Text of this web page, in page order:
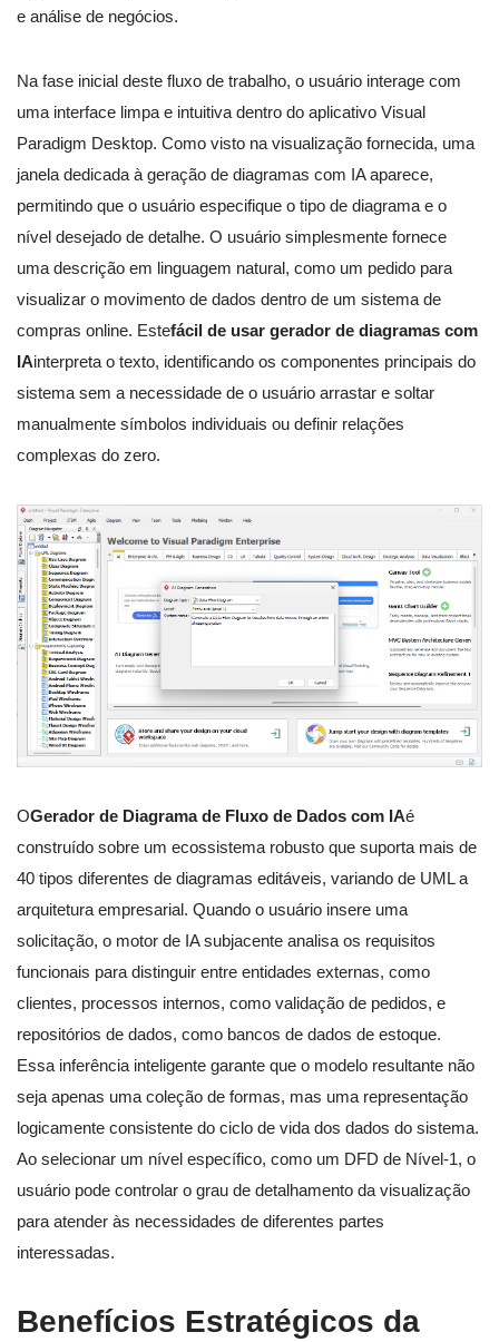
e análise de negócios.
Na fase inicial deste fluxo de trabalho, o usuário interage com
uma interface limpa e intuitiva dentro do aplicativo Visual
Paradigm Desktop. Como visto na visualização fornecida, uma
janela dedicada à geração de diagramas com IA aparece,
permitindo que o usuário especifique o tipo de diagrama e o
nível desejado de detalhe. O usuário simplesmente fornece
uma descrição em linguagem natural, como um pedido para
visualizar o movimento de dados dentro de um sistema de
compras online. Estefácil de usar gerador de diagramas com
IAinterpreta o texto, identificando os componentes principais do
sistema sem a necessidade de o usuário arrastar e soltar
manualmente símbolos individuais ou definir relações
complexas do zero.
OGerador de Diagrama de Fluxo de Dados com IAé
construído sobre um ecossistema robusto que suporta mais de
40 tipos diferentes de diagramas editáveis, variando de UML a
arquitetura empresarial. Quando o usuário insere uma
solicitação, o motor de IA subjacente analisa os requisitos
funcionais para distinguir entre entidades externas, como
clientes, processos internos, como validação de pedidos, e
repositórios de dados, como bancos de dados de estoque.
Essa inferência inteligente garante que o modelo resultante não
seja apenas uma coleção de formas, mas uma representação
logicamente consistente do ciclo de vida dos dados do sistema.
Ao selecionar um nível específico, como um DFD de Nível-1, o
usuário pode controlar o grau de detalhamento da visualização
para atender às necessidades de diferentes partes
interessadas.
Benefícios Estratégicos da